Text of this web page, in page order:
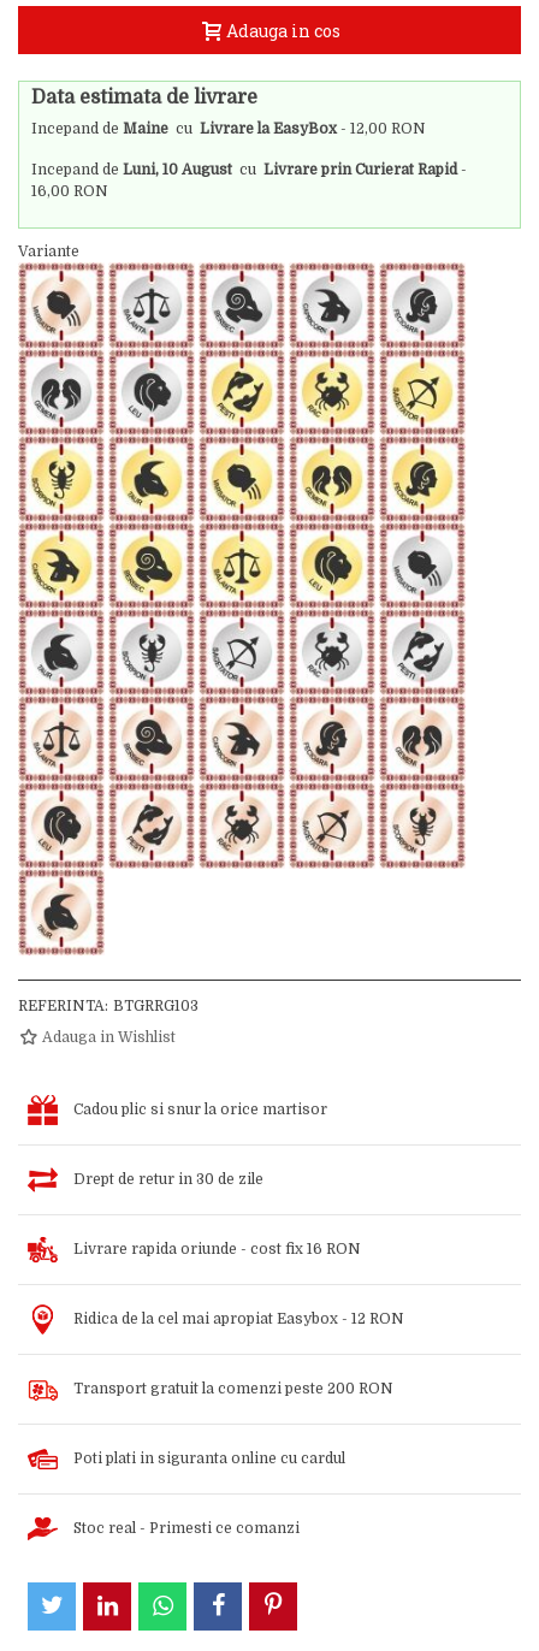
Adauga in cos
Data estimata de livrare
Incepand de Maine cu Livrare la EasyBox - 12,00 RON
Incepand de Luni, 10 August cu Livrare prin Curierat Rapid -
16,00 RON
Variante
REFERINTA: BTGRRG103
Adauga in Wishlist
Cadou plic si snur la orice martisor
Drept de retur in 30 de zile
Livrare rapida oriunde - cost fix 16 RON
Ridica de la cel mai apropiat Easybox - 12 RON
Transport gratuit la comenzi peste 200 RON
Poti plati in siguranta online cu cardul
Stoc real - Primesti ce comanzi